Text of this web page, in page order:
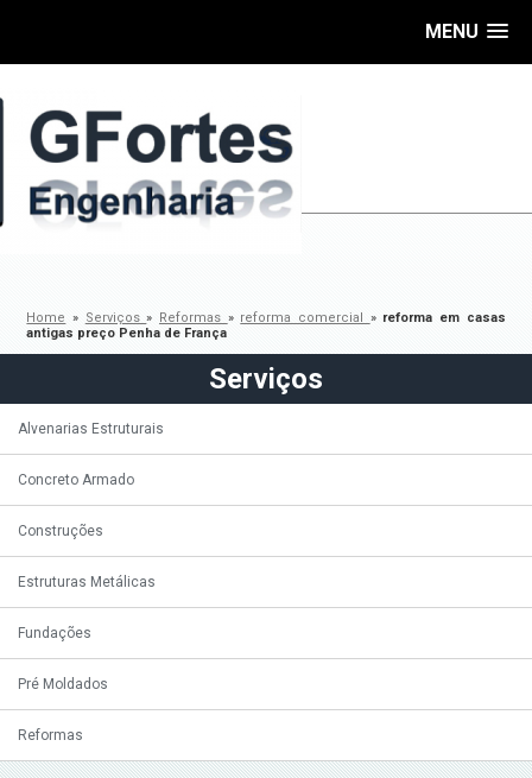
MENU
Home » Serviços» Reformas » reforma comercial » reforma em casas
antigas preço Penha de França
Serviços
Alvenarias Estruturais
Concreto Armado
Construções
Estruturas Metálicas
Fundações
Pré Moldados
Reformas